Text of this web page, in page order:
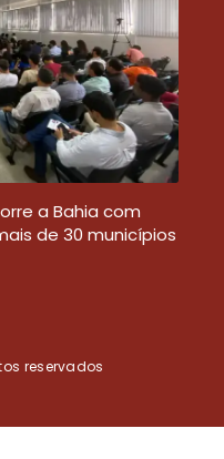
a Bahia com
de 30 municípios
reservados